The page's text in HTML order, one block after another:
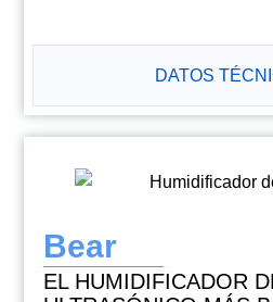
DATOS
Bear
EL HUMIDIFICADOR